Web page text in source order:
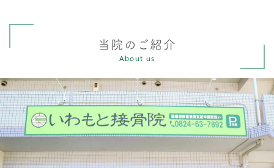
当院のご紹介
About us